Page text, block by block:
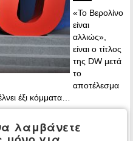
«Το Βερολίνο
είναι
αλλιώς»,
είναι ο τίτλος
της DW μετά
το
αποτέλεσμα
έξι κόμματα…
λαμβάνετε